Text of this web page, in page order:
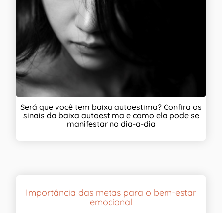
Será que você tem baixa autoestima? Confira os
sinais da baixa autoestima e como ela pode se
manifestar no dia-a-dia
Importância das metas para o bem-estar
emocional